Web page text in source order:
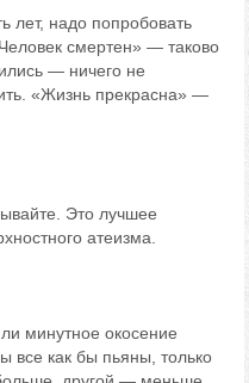
лет, надо попробовать
смертен» — таково
— ничего не
«Жизнь прекрасна» —
Это лучшее
атеизма.
минутное окосение
как бы пьяны, только